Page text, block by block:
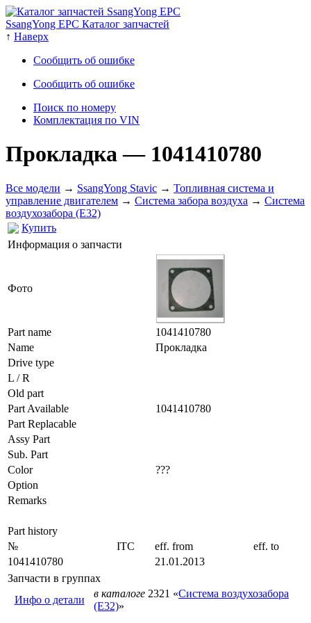
SsangYong EPC Каталог запчастей
↑ Наверх
Сообщить об ошибке
Сообщить об ошибке
Поиск по номеру
Комплектация по VIN
Прокладка— 1041410780
Все модели → SsangYong Stavic → Топливная система и
управление двигателем → Система забора воздуха → Система
воздухозабора (E32)
Купить
Информация о запчасти
Фото
Part name
1041410780
Name
Прокладка
Drive type
L / R
Old part
Part Available
1041410780
Part Replacable
Assy Part
Sub. Part
Color
???
Option
Remarks
Part history
№
ITC eff. from
eff. to
1041410780
21.01.2013
Запчасти в группах
Инфо о детали
в каталоге 2321 «Система воздухозабора
(E32)»